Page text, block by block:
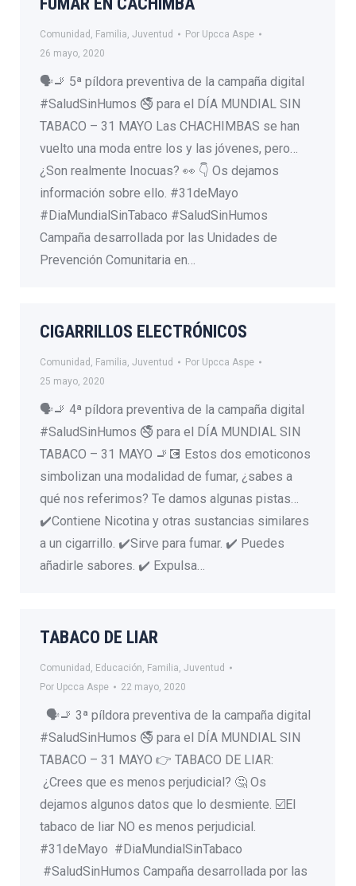
Comunidad , Familia, Juventud Por Upcca Aspe
26 mayo, 2020
🗣🚬 5ª píldora preventiva de la campaña digital
#SaludSinHumos 🚭 para el DÍA MUNDIAL SIN
TABACO – 31 MAYO Las CHACHIMBAS se han
vuelto una moda entre los y las jóvenes, pero…
¿Son realmente Inocuas? 👀 👇 Os dejamos
información sobre ello. #31deMayo
#DiaMundialSinTabaco #SaludSinHumos
Campaña desarrollada por las Unidades de
Prevención Comunitaria en…
CIGARRILLOS ELECTRÓNICOS
Comunidad , Familia, Juventud Por Upcca Aspe
25 mayo, 2020
🗣🚬 4ª píldora preventiva de la campaña digital
#SaludSinHumos 🚭 para el DÍA MUNDIAL SIN
TABACO – 31 MAYO 🚬💽 Estos dos emoticonos
simbolizan una modalidad de fumar, ¿sabes a
qué nos referimos? Te damos algunas pistas…
✔️Contiene Nicotina y otras sustancias similares
a un cigarrillo. ✔️Sirve para fumar. ✔️ Puedes
añadirle sabores. ✔️ Expulsa…
TABACO DE LIAR
Comunidad , Educación, Familia, Juventud
Por Upcca Aspe 22 mayo, 2020
🗣🚬 3ª píldora preventiva de la campaña digital
#SaludSinHumos 🚭 para el DÍA MUNDIAL SIN
TABACO – 31 MAYO 👉 TABACO DE LIAR:
¿Crees que es menos perjudicial? 🤔 Os
dejamos algunos datos que lo desmiente. ☑️El
tabaco de liar NO es menos perjudicial.
#31deMayo #DiaMundialSinTabaco
#SaludSinHumos Campaña desarrollada por las